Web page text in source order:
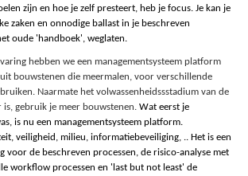
zijn en hoe je zelf presteert, heb je focus. Je kan je
zaken en onnodige ballast in je beschreven
oude 'handboek', weglaten.
hebben we een managementsysteem platform
bouwstenen die meermalen, voor verschillende
Naarmate het volwassenheidssstadium van de
is, gebruik je meer bouwstenen. Wat eerst je
is nu een managementsysteem platform.
veiligheid, milieu, informatiebeveiliging, .. Het is een
voor de beschreven processen, de risico-analyse met
workflow processen en 'last but not least' de